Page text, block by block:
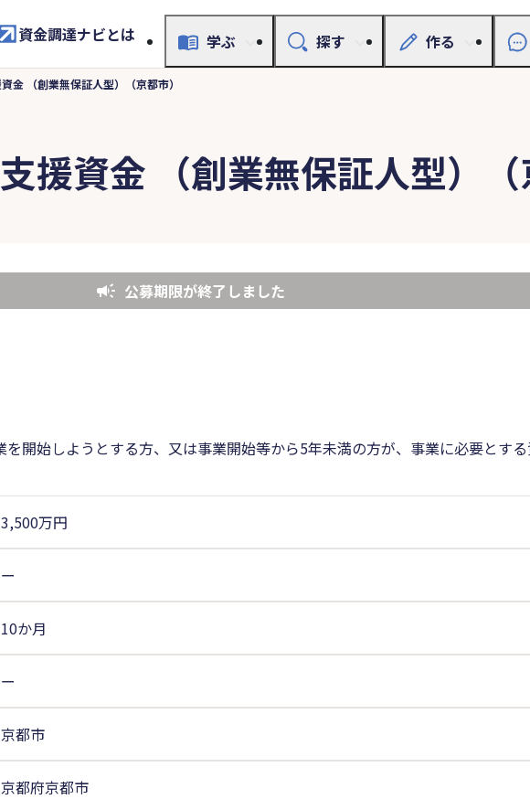
資金調達ナビとは 学ぶ 探す 作る
金 （創業無保証人型）（京都市）
援資金 （創業無保証人型）（
公募期限が終了しました
開始しようとする方、又は事業開始等から5年未満の方が、事業に必要とす
3,500万円
ー
10か月
ー
京都市
京都府京都市